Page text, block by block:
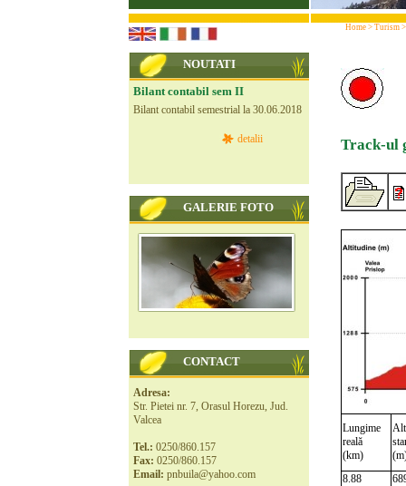
NOUTATI
Bilant contabil sem II
Bilant contabil semestrial la 30.06.2018
detalii
GALERIE FOTO
CONTACT
Adresa:
Str. Pietei nr. 7, Orasul Horezu, Jud.
Valcea
Tel.: 0250/860.157
Fax: 0250/860.157
Email: pnbuila@yahoo.com
Home > Turism
Track-ul
Lungime
reală
(km)
8.88